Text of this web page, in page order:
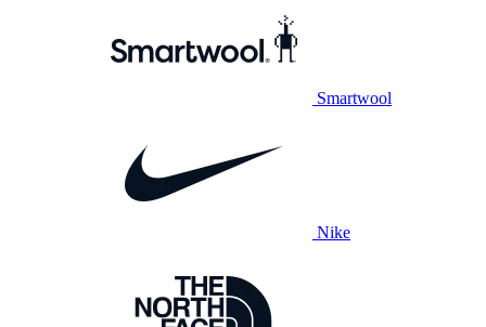
Smartwool
Nike